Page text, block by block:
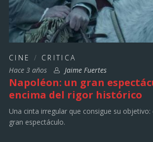
CINE / CRITICA
Hace 3 años
Jaime Fuertes
Napoléon: un gran
encima del rigor histórico
Una cinta irregular que consigue su
gran espectáculo.